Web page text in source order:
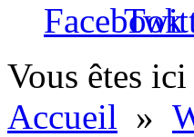
Vous êtes
Accueil »